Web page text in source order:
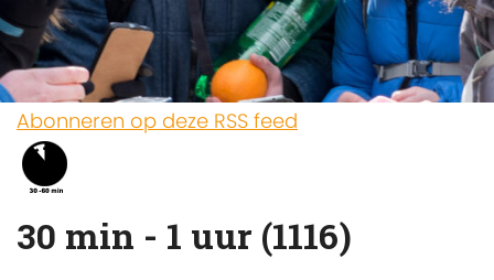
Abonneren op deze RSS feed
30 min - 1 uur (1116)